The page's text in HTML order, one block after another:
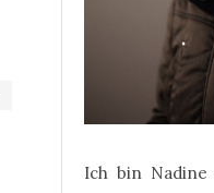
Ich bin Nadine